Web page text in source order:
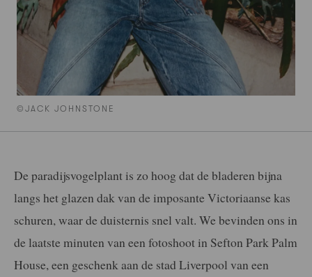
©JACK JOHNSTONE
De paradijsvogelplant is zo hoog dat de bladeren bijna
langs het glazen dak van de imposante Victoriaanse kas
schuren, waar de duisternis snel valt. We bevinden ons in
de laatste minuten van een fotoshoot in Sefton Park Palm
House, een geschenk aan de stad Liverpool van een